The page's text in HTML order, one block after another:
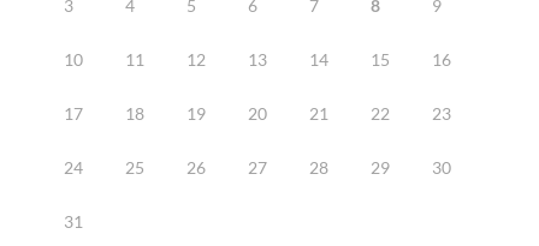
3 4 5 6 7 8 9
10 11 12 13 14 15 16
17 18 19 20 21 22 23
24 25 26 27 28 29 30
31